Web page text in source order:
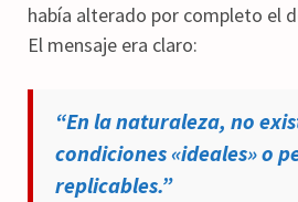
había alterado por completo el
El mensaje era claro:
“En la naturaleza, no
condiciones «ideales» o
replicables.”